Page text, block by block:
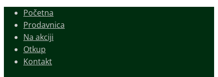
Početna
Prodavnica
Na akciji
Otkup
Kontakt